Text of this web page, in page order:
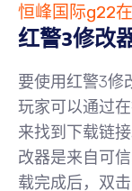
恒峰国际g22
红警3修改
要使用红警3修
玩家可以通过
来找到下载链
改器是来自可
载完成后，双